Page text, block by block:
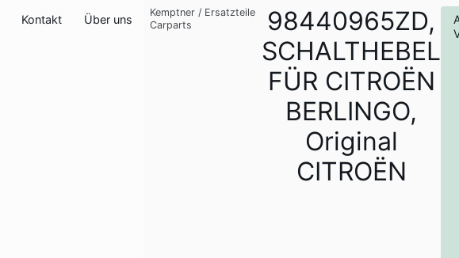
Kontakt Über uns
Kemptner
Carparts
/ Ersatzteile
98440965ZD,
SCHALTHEBEL
FÜR CITROËN
BERLINGO,
Original
CITROËN